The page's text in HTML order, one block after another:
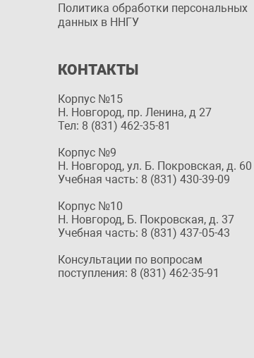
Политика обработки персональных
данных в ННГУ
КОНТАКТЫ
Корпус №15
Н. Новгород, пр. Ленина, д 27
Тел: 8 (831) 462-35-81
Корпус №9
Н. Новгород, ул. Б. Покровская, д. 60
Учебная часть: 8 (831) 430-39-09
Корпус №10
Н. Новгород, Б. Покровская, д. 37
Учебная часть: 8 (831) 437-05-43
Консультации по вопросам
поступления: 8 (831) 462-35-91